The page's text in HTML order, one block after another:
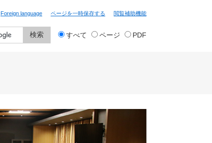
Foreign language ページを一時保存する 閲覧補助機能
検 すべて ページ PDF